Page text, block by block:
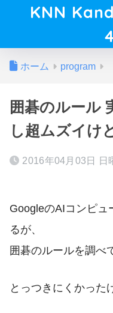
KNN
ホーム program
囲碁のルール
し超ムズイけ
2016年04月03日 日
GoogleのAIコンピュ
るが、
囲碁のルールを調べ
とっつきにくかった